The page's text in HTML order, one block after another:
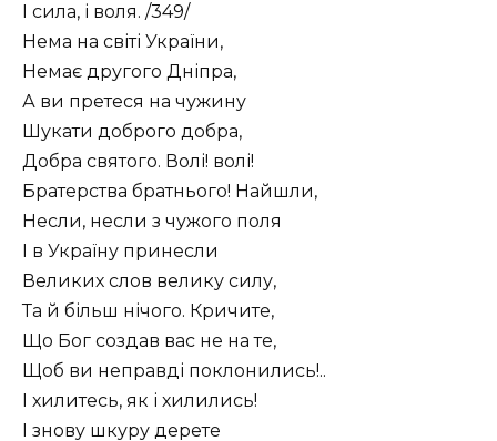
І сила, і воля. /349/
Нема на світі України,
Немає другого Дніпра,
А ви претеся на чужину
Шукати доброго добра,
Добра святого. Волі! волі!
Братерства братнього! Найшли,
Несли, несли з чужого поля
І в Україну принесли
Великих слов велику силу,
Та й більш нічого. Кричите,
Що Бог создав вас не на те,
Щоб ви неправді поклонились!..
І хилитесь, як і хилились!
І знову шкуру дерете